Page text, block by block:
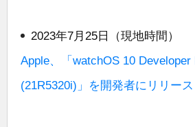
2023年7月25日（現地時間）
Apple、「watchOS 10 Developer
(21R5320i)」を開発者にリリース